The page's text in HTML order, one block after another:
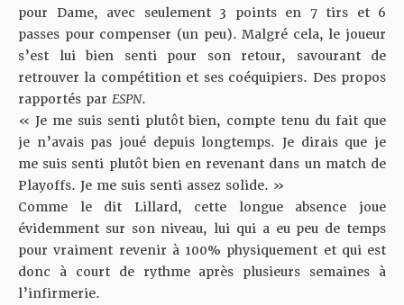
pour Dame, avec seulement 3 points en 7 tirs et 6
passes pour compenser (un peu). Malgré cela, le joueur
s’est lui bien senti pour son retour, savourant de
retrouver la compétition et ses coéquipiers. Des propos
rapportés par ESPN.
« Je me suis senti plutôt bien, compte tenu du fait que
je n’avais pas joué depuis longtemps. Je dirais que je
me suis senti plutôt bien en revenant dans un match de
Playoffs. Je me suis senti assez solide. »
Comme le dit Lillard, cette longue absence joue
évidemment sur son niveau, lui qui a eu peu de temps
pour vraiment revenir à 100% physiquement et qui est
donc à court de rythme après plusieurs semaines à
l’infirmerie.